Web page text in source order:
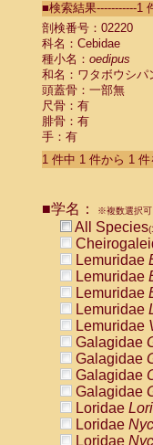
Cebidae
Cebidae
Cebidae
Cebidae
Cebidae
Cebidae
Cebidae
Cebidae
Cebidae
Cebidae
Cebidae
Cebidae
Cebidae
Cebidae
Atelidae
Atelidae
Atelidae
Atelidae
Atelidae
Atelidae
Atelidae
Atelidae
Atelidae
Atelidae
Pitheciidae
■検索結果-----------1
剖検番号：02220
科名：Cebidae
種小名： oedipus
和名：ワタボウシパ
頭蓋骨：一部無
尺骨：有
腓骨：有
手：有
1 件中 1 件から 1 件
■学名： ※複数選択可
All Species
Lemuridae
Lemuridae
Lemuridae
Lemuridae
Lemuridae
Galagidae
Galagidae
Galagidae
Galagidae
Loridae
Loridae
Loridae